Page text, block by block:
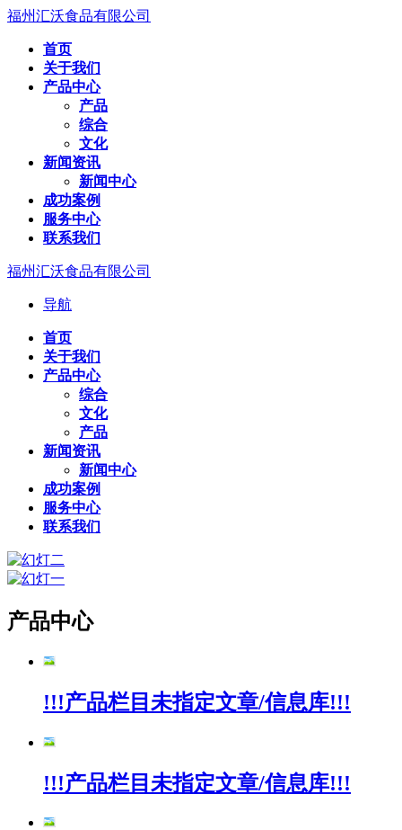
福州汇沃食品有限公司
首页
关于我们
产品中心
产品
综合
文化
新闻资讯
新闻中心
成功案例
服务中心
联系我们
福州汇沃食品有限公司
导航
首页
关于我们
产品中心
综合
文化
产品
新闻资讯
新闻中心
成功案例
服务中心
联系我们
产品中心
!!!产品栏目未指定文章/信息库!!!
!!!产品栏目未指定文章/信息库!!!